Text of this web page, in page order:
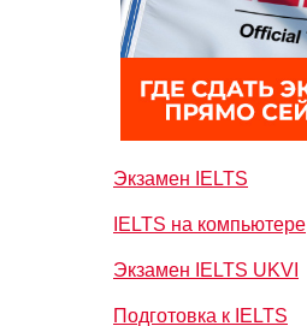
Экзамен IELTS
IELTS на компьютере
Экзамен IELTS UKVI
Подготовка к IELTS